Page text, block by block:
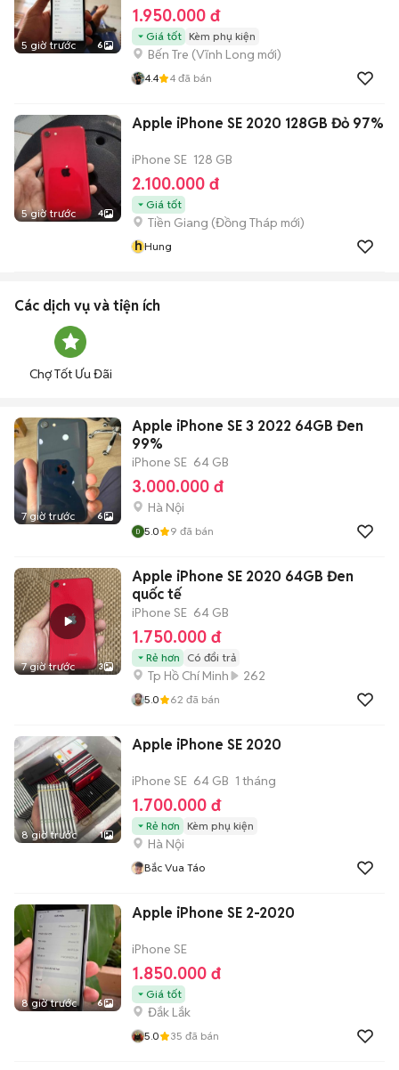
5 giờ trước 6
1.950.000 đ
Giá tốt Kèm phụ kiện
Bến Tre (Vĩnh Long mới)
4.4 4 đã bán
5 giờ trước 4
Apple iPhone SE 2020 128GB Đỏ 97%
iPhone SE 128 GB
2.100.000 đ
Giá tốt
Tiền Giang (Đồng Tháp mới)
hHung
Các dịch vụ và tiện ích
Chợ Tốt Ưu Đãi
7 giờ trước 6
Apple iPhone SE 3 2022 64GB Đen
99%
iPhone SE 64 GB
3.000.000 đ
Hà Nội
5.0 9 đã bán
7 giờ trước 3
Apple iPhone SE 2020 64GB Đen
quốc tế
iPhone SE 64 GB
1.750.000 đ
Rẻ hơn Có đổi trả
Tp Hồ Chí Minh 262
5.0 62 đã bán
8 giờ trước 1
Apple iPhone SE 2020
iPhone SE 64 GB 1 tháng
1.700.000 đ
Rẻ hơn Kèm phụ kiện
Hà Nội
Bắc Vua Táo
8 giờ trước 6
Apple iPhone SE 2-2020
iPhone SE
1.850.000 đ
Giá tốt
Đắk Lắk
5.0 35 đã bán